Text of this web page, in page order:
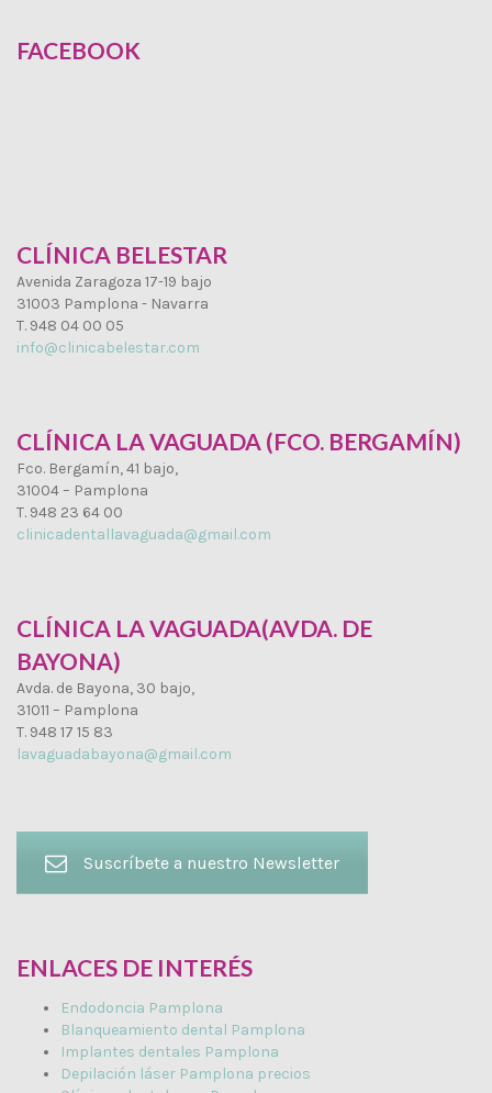
FACEBOOK
CLÍNICA BELESTAR
Avenida Zaragoza 17-19 bajo
31003 Pamplona - Navarra
T. 948 04 00 05
info@clinicabelestar.com
CLÍNICA LA VAGUADA (FCO. BERGAMÍN)
Fco. Bergamín, 41 bajo,
31004 – Pamplona
T. 948 23 64 00
clinicadentallavaguada@gmail.com
CLÍNICA LA VAGUADA(AVDA. DE
BAYONA)
Avda. de Bayona, 30 bajo,
31011 – Pamplona
T. 948 17 15 83
lavaguadabayona@gmail.com
Suscríbete a nuestro Newsletter
ENLACES DE INTERÉS
Endodoncia Pamplona
Blanqueamiento dental Pamplona
Implantes dentales Pamplona
Depilación láser Pamplona precios